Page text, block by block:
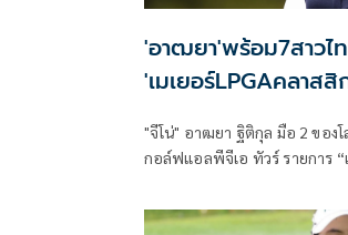
'อาฒยา'พร้อม7สาวไ
'เมเยอร์LPGAคลาส
"จีโน่" อาฒยา ฐิติกุล มือ 2 ของ
กอล์ฟแอลพีจีเอ ทัวร์ รายการ “
มิถุนายนนี้ พร้อมด้วย 7 นักกอล์